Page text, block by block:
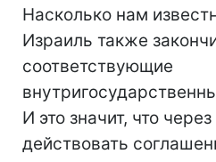
Насколько нам
Израиль также
соответствующие
И это значит, что
действовать